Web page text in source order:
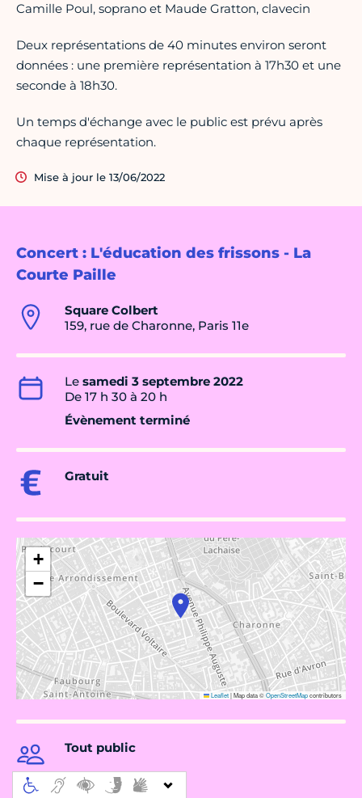
Concert : L'éducation des frissons - La
Courte Paille
Square Colbert
159, rue de Charonne, Paris 11e
Le samedi 3 septembre 2022
De 17 h 30 à 20 h
Évènement terminé
Gratuit
+
−
Leaflet|Map data ©OpenStreetMapcontributors
Tout public
Camille Poul, soprano et Maude Gratton, clavecin
Deux représentations de 40 minutes environ seront
données : une première représentation à 17h30 et une
seconde à 18h30.
Un temps d'échange avec le public est prévu après
chaque représentation.
Mise à jour le 13/06/2022